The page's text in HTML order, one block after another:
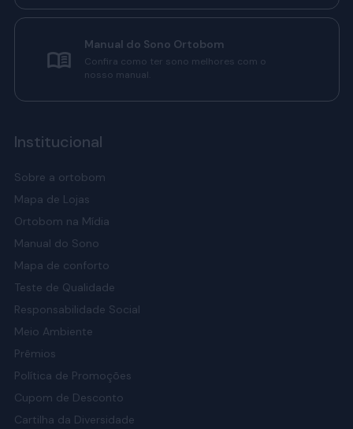
Manual do Sono Ortobom
Confira como ter sono melhores com o
nosso manual.
Institucional
Sobre a ortobom
Mapa de Lojas
Ortobom na Mídia
Manual do Sono
Mapa de conforto
Teste de Qualidade
Responsabilidade Social
Meio Ambiente
Prêmios
Política de Promoções
Cupom de Desconto
Cartilha da Diversidade